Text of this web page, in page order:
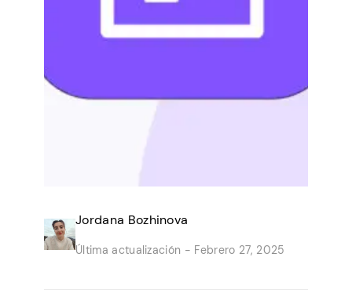
Jordana Bozhinova
Última actualización - Febrero 27, 2025